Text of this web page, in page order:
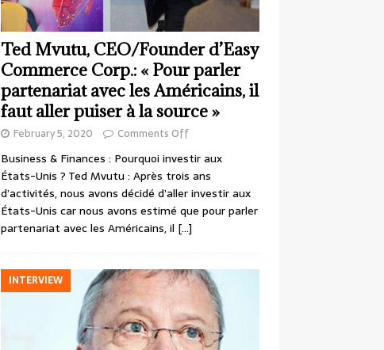
Ted Mvutu, CEO/Founder d’Easy
Commerce Corp.: « Pour parler
partenariat avec les Américains, il
faut aller puiser à la source »
February 5, 2020 Comments Off
Business & Finances : Pourquoi investir aux
États-Unis ? Ted Mvutu : Après trois ans
d’activités, nous avons décidé d’aller investir aux
États-Unis car nous avons estimé que pour parler
partenariat avec les Américains, il […]
INTERVIEW